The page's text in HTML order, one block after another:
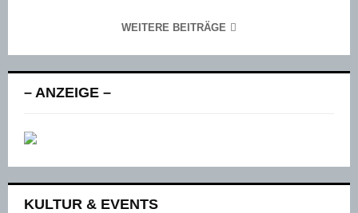
WEITERE BEITRÄGE
– ANZEIGE –
KULTUR & EVENTS